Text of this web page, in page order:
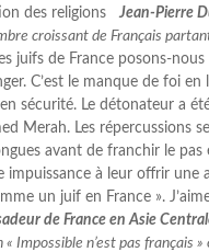
des religionsJean-Pierre
croissant de Français
juifs de France posons-
C’est le manque de foi
sécurité. Le détonateur a
Merah. Les répercussions
avant de franchir le pas
impuissance à leur offrir une
un juif en France ».
de France en Asie
Impossible n’est pas français